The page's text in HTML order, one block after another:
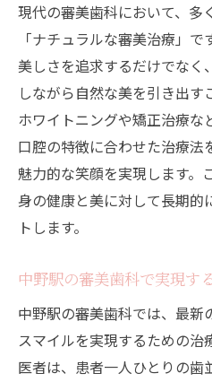
現代の審美歯科において、多
「ナチュラルな審美治療」
美しさを追求するだけでなく
しながら自然な美を引き出す
ホワイトニングや矯正治療な
口腔の特徴に合わせた治療法
魅力的な笑顔を実現します。
身の健康と美に対して長期的
トします。
中野駅の審美歯科で実現す
中野駅の審美歯科では、最新
スマイルを実現するための治
医者は、患者一人ひとりの歯